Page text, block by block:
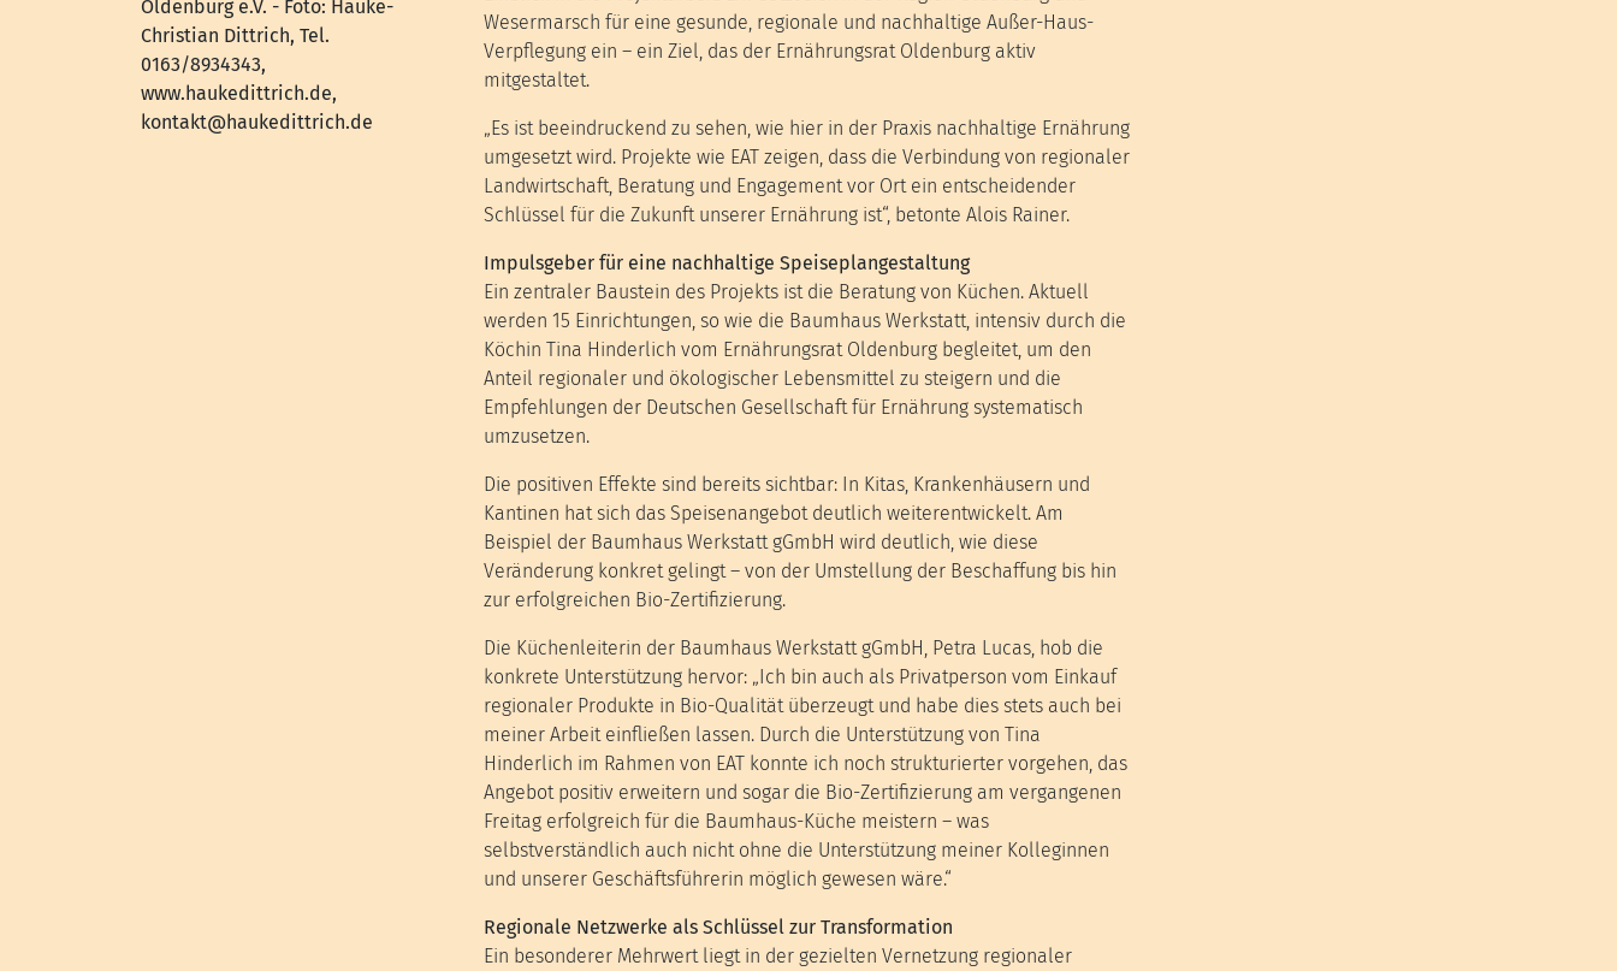
Oldenburg e.V. - Foto: Hauke-
Christian Dittrich, Tel.
0163/8934343,
www.haukedittrich.de,
kontakt@haukedittrich.de
Wesermarsch für eine gesunde, regionale und nachhaltige Außer-Haus-
Verpflegung ein – ein Ziel, das der Ernährungsrat Oldenburg aktiv
mitgestaltet.
„Es ist beeindruckend zu sehen, wie hier in der Praxis nachhaltige Ernährung
umgesetzt wird. Projekte wie EAT zeigen, dass die Verbindung von regionaler
Landwirtschaft, Beratung und Engagement vor Ort ein entscheidender
Schlüssel für die Zukunft unserer Ernährung ist“, betonte Alois Rainer.
Impulsgeber für eine nachhaltige Speiseplangestaltung
Ein zentraler Baustein des Projekts ist die Beratung von Küchen. Aktuell
werden 15 Einrichtungen, so wie die Baumhaus Werkstatt, intensiv durch die
Köchin Tina Hinderlich vom Ernährungsrat Oldenburg begleitet, um den
Anteil regionaler und ökologischer Lebensmittel zu steigern und die
Empfehlungen der Deutschen Gesellschaft für Ernährung systematisch
umzusetzen.
Die positiven Effekte sind bereits sichtbar: In Kitas, Krankenhäusern und
Kantinen hat sich das Speisenangebot deutlich weiterentwickelt. Am
Beispiel der Baumhaus Werkstatt gGmbH wird deutlich, wie diese
Veränderung konkret gelingt – von der Umstellung der Beschaffung bis hin
zur erfolgreichen Bio-Zertifizierung.
Die Küchenleiterin der Baumhaus Werkstatt gGmbH, Petra Lucas, hob die
konkrete Unterstützung hervor: „Ich bin auch als Privatperson vom Einkauf
regionaler Produkte in Bio-Qualität überzeugt und habe dies stets auch bei
meiner Arbeit einfließen lassen. Durch die Unterstützung von Tina
Hinderlich im Rahmen von EAT konnte ich noch strukturierter vorgehen, das
Angebot positiv erweitern und sogar die Bio-Zertifizierung am vergangenen
Freitag erfolgreich für die Baumhaus-Küche meistern – was
selbstverständlich auch nicht ohne die Unterstützung meiner Kolleginnen
und unserer Geschäftsführerin möglich gewesen wäre.“
Regionale Netzwerke als Schlüssel zur Transformation
Ein besonderer Mehrwert liegt in der gezielten Vernetzung regionaler